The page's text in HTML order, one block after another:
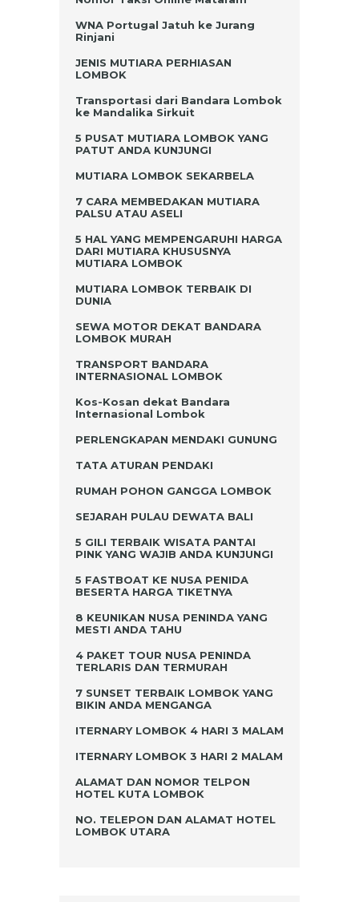
WNA Portugal Jatuh ke Jurang
Rinjani
JENIS MUTIARA PERHIASAN
LOMBOK
Transportasi dari Bandara Lombok
ke Mandalika Sirkuit
5 PUSAT MUTIARA LOMBOK YANG
PATUT ANDA KUNJUNGI
MUTIARA LOMBOK SEKARBELA
7 CARA MEMBEDAKAN MUTIARA
PALSU ATAU ASELI
5 HAL YANG MEMPENGARUHI HARGA
DARI MUTIARA KHUSUSNYA
MUTIARA LOMBOK
MUTIARA LOMBOK TERBAIK DI
DUNIA
SEWA MOTOR DEKAT BANDARA
LOMBOK MURAH
TRANSPORT BANDARA
INTERNASIONAL LOMBOK
Kos-Kosan dekat Bandara
Internasional Lombok
PERLENGKAPAN MENDAKI GUNUNG
TATA ATURAN PENDAKI
RUMAH POHON GANGGA LOMBOK
SEJARAH PULAU DEWATA BALI
5 GILI TERBAIK WISATA PANTAI
PINK YANG WAJIB ANDA KUNJUNGI
5 FASTBOAT KE NUSA PENIDA
BESERTA HARGA TIKETNYA
8 KEUNIKAN NUSA PENINDA YANG
MESTI ANDA TAHU
4 PAKET TOUR NUSA PENINDA
TERLARIS DAN TERMURAH
7 SUNSET TERBAIK LOMBOK YANG
BIKIN ANDA MENGANGA
ITERNARY LOMBOK 4 HARI 3 MALAM
ITERNARY LOMBOK 3 HARI 2 MALAM
ALAMAT DAN NOMOR TELPON
HOTEL KUTA LOMBOK
NO. TELEPON DAN ALAMAT HOTEL
LOMBOK UTARA